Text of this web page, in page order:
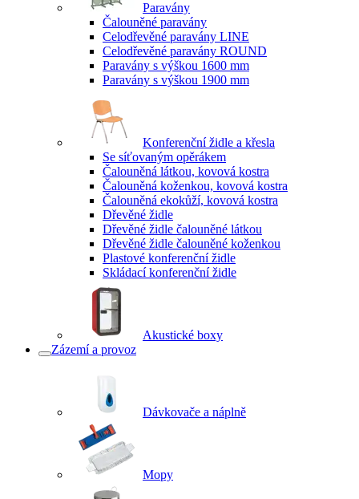
Paravány
Čalouněné paravány
Celodřevěné paravány LINE
Celodřevěné paravány ROUND
Paravány s výškou 1600 mm
Paravány s výškou 1900 mm
Konferenční židle a křesla
Se síťovaným opěrákem
Čalouněná látkou, kovová kostra
Čalouněná koženkou, kovová kostra
Čalouněná ekokůží, kovová kostra
Dřevěné židle
Dřevěné židle čalouněné látkou
Dřevěné židle čalouněné koženkou
Plastové konferenční židle
Skládací konferenční židle
Akustické boxy
Zázemí a provoz
Dávkovače a náplně
Mopy